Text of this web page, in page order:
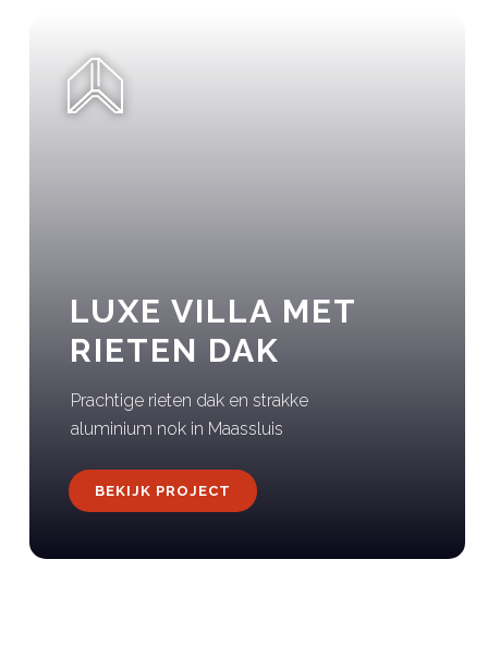
LUXE VILLA MET
RIETEN DAK
Prachtige rieten dak en strakke
aluminium nok in Maassluis
BEKIJK PROJECT